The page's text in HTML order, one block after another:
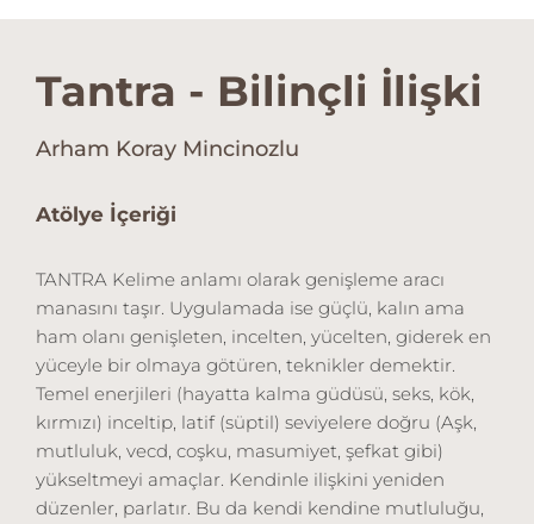
Tantra - Bilinçli İlişki
Arham Koray Mincinozlu
Atölye İçeriği
TANTRA Kelime anlamı olarak genişleme aracı
manasını taşır. Uygulamada ise güçlü, kalın ama
ham olanı genişleten, incelten, yücelten, giderek en
yüceyle bir olmaya götüren, teknikler demektir.
Temel enerjileri (hayatta kalma güdüsü, seks, kök,
kırmızı) inceltip, latif (süptil) seviyelere doğru (Aşk,
mutluluk, vecd, coşku, masumiyet, şefkat gibi)
yükseltmeyi amaçlar. Kendinle ilişkini yeniden
düzenler, parlatır. Bu da kendi kendine mutluluğu,